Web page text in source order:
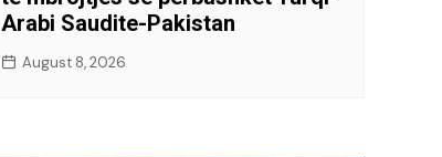
Arabi Saudite-Pakistan
August 8, 2026